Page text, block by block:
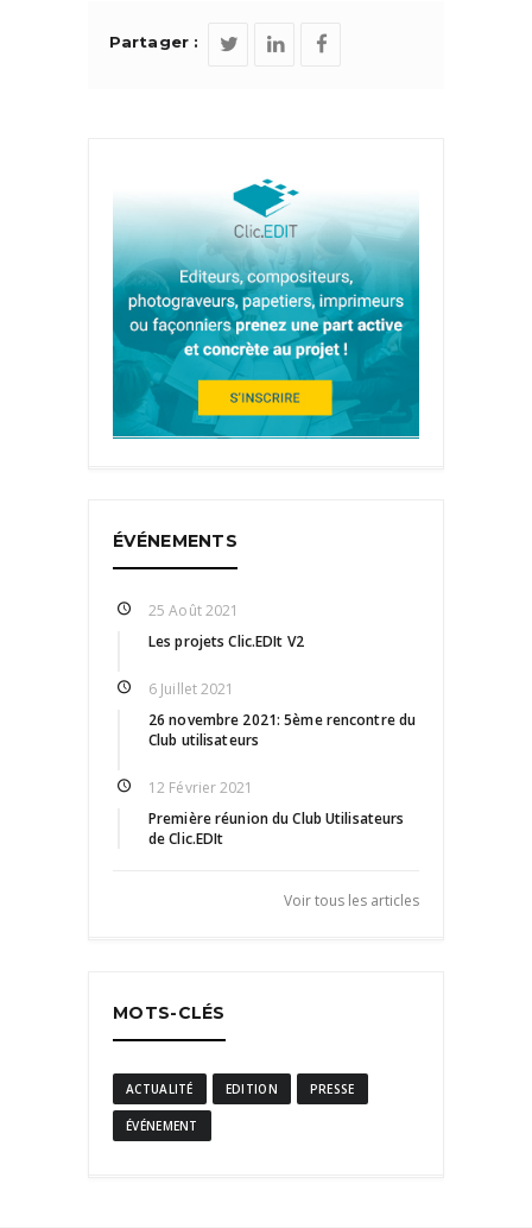
H2 Heading
H3 Heading
Lorem ipsum dolor sit amet, consectetur adipisicing
elit, sed do eiusmod tempor incididunt ut labore et
dolore magna aliqua. Ut enim ad minim veniam, quis
nostrud exercitation ullamco laboris nisi ut aliquip
H4 Heading
consequat. Duis aute irure dolor in reprehenderit in
voluptate velit esse cillum dolore eu fugiat nulla
H5 Heading
Ut enim ad minim veniam, quis nostrud exercitation
consequat. Duis aute irure dolor in reprehenderit in
pariatur.
Partager :
ÉVÉNEMENTS
25 Août 2021
Les projets Clic.EDIt V2
6 Juillet 2021
26 novembre 2021: 5ème rencontre du
Club utilisateurs
12 Février 2021
Première réunion du Club Utilisateurs
de Clic.EDIt
Voir tous les articles
MOTS-CLÉS
ACTUALITÉ EDITION PRESSE
ÉVÉNEMENT